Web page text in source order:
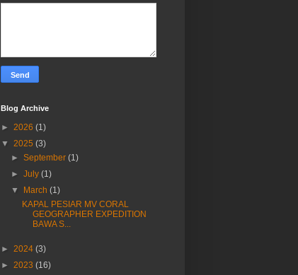
Blog Archive
► 2026 (1)
▼ 2025 (3)
►September(1)
►July(1)
▼
March(1)
KAPAL PESIAR MV CORAL
GEOGRAPHER EXPEDITION
BAWA S...
► 2024 (3)
► 2023 (16)